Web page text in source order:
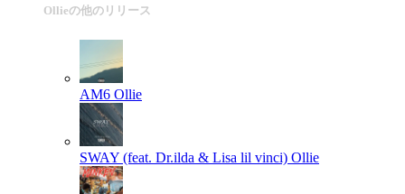
Ollieの他のリリース
AM6 Ollie
SWAY (feat. Dr.ilda & Lisa lil vinci) Ollie